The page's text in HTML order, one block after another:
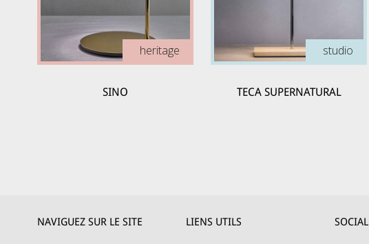
heritage
SINO
studio
TECA SUPERNATURAL
NAVIGUEZ SUR LE SITE LIENS UTILS SOCIAL